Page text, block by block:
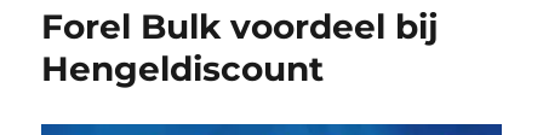
Forel Bulk voordeel bij
Hengeldiscount